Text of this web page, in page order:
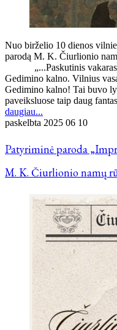
Nuo birželio 10 dienos
parodą M. K. Čiurlionio
„...Paskutinis vakaras –
Gedimino kalno. Vilnius
Gedimino kalno! Tai buvo
paveiksluose taip daug
daugiau...
paskelbta 2025 06 10
Patyriminė paroda
M. K. Čiurlionio namų